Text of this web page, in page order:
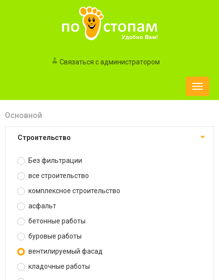
Связаться с администратором
Toggle
Основной
строительство
Без фильтрации
все строительство
комплексное строительство
асфальт
бетонные работы
буровые работы
вентилируемый фасад
кладочные работы